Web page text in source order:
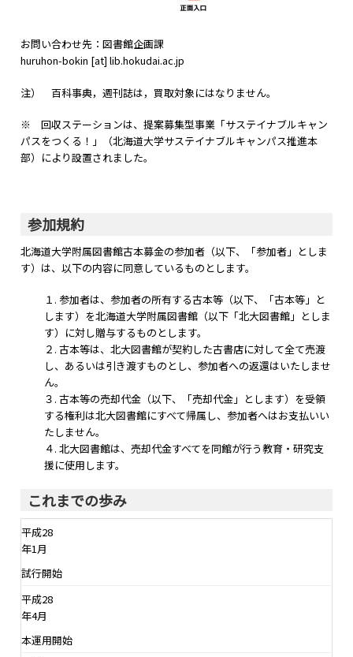
お問い合わせ先：図書館企画課
huruhon-bokin [at] lib.hokudai.ac.jp
注） 百科事典，週刊誌は，買取対象にはなりません。
※ 回収ステーションは、提案募集型事業「サステイナブルキャン
パスをつくる！」（北海道大学サステイナブルキャンパス推進本
部）により設置されました。
参加規約
北海道大学附属図書館古本募金の参加者（以下、「参加者」としま
す）は、以下の内容に同意しているものとします。
１. 参加者は、参加者の所有する古本等（以下、「古本等」と
します）を北海道大学附属図書館（以下「北大図書館」としま
す）に対し贈与するものとします。
２. 古本等は、北大図書館が契約した古書店に対して全て売渡
し、あるいは引き渡すものとし、参加者への返還はいたしませ
ん。
３. 古本等の売却代金（以下、「売却代金」とします）を受領
する権利は北大図書館にすべて帰属し、参加者へはお支払いい
たしません。
４. 北大図書館は、売却代金すべてを同館が行う教育・研究支
援に使用します。
これまでの歩み
平成28
年1月
試行開始
平成28
年4月
本運用開始